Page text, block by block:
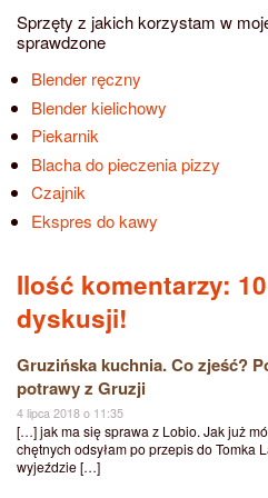
Sprzęty z jakich korzystam w
sprawdzone
Blender ręczny
Blender kielichowy
Piekarnik
Blacha do pieczenia pizzy
Czajnik
Ekspres do kawy
Ilość komentarzy: 10
dyskusji!
Gruzińska kuchnia. Co zjeść?
potrawy z Gruzji
4 lipca 2018 o 11:35
[…] jak ma się sprawa z Lobio. Jak już
chętnych odsyłam po przepis do Tomka
wyjeździe […]